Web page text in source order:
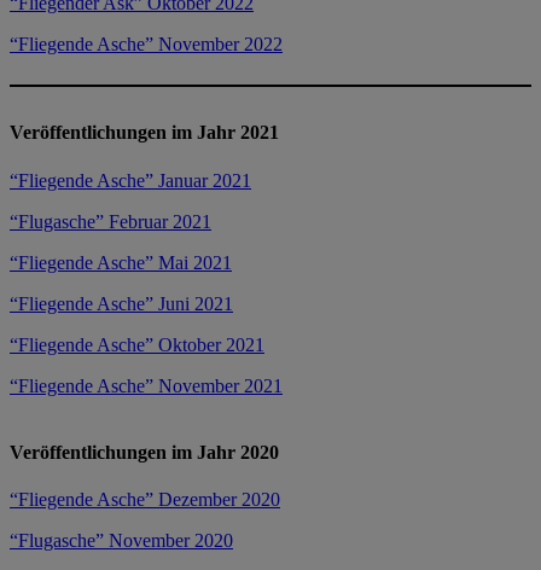
“Fliegende Asche” November 2022
Veröffentlichungen im Jahr 2021
“Fliegende Asche” Januar 2021
“Flugasche” Februar 2021
“Fliegende Asche” Mai 2021
“Fliegende Asche” Juni 2021
“Fliegende Asche” Oktober 2021
“Fliegende Asche” November 2021
Veröffentlichungen im Jahr 2020
“Fliegende Asche” Dezember 2020
“Flugasche” November 2020